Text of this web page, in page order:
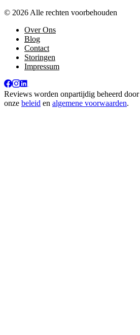
© 2026 Alle rechten voorbehouden
Over Ons
Blog
Contact
Storingen
Impressum
Reviews worden onpartijdig beheerd door
onze beleid en algemene voorwaarden.